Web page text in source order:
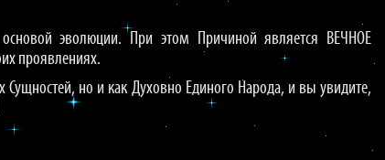
эволюции. При этом Причиной является ВЕЧНОЕ
проявлениях.
но и как Духовно Единого Народа, и вы увидите,